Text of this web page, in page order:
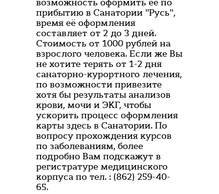
возможность оформить её по
прибытию в Санатории "Русь",
время её оформления
составляет от 2 до 3 дней.
Стоимость от 1000 рублей на
взрослого человека. Если же Вы
не хотите терять от 1-2 дня
санаторно-курортного лечения,
по возможности привезите
хотя бы результаты анализов
крови, мочи и ЭКГ, чтобы
ускорить процесс оформления
карты здесь в Санатории. По
вопросу прохождения курсов
по заболеваниям, более
подробно Вам подскажут в
регистратуре медицинского
корпуса по тел. : (862) 259-40-
65.